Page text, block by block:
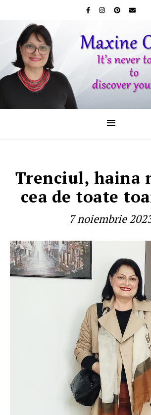
Trenciul, haina
cea de toate
7 noiembrie